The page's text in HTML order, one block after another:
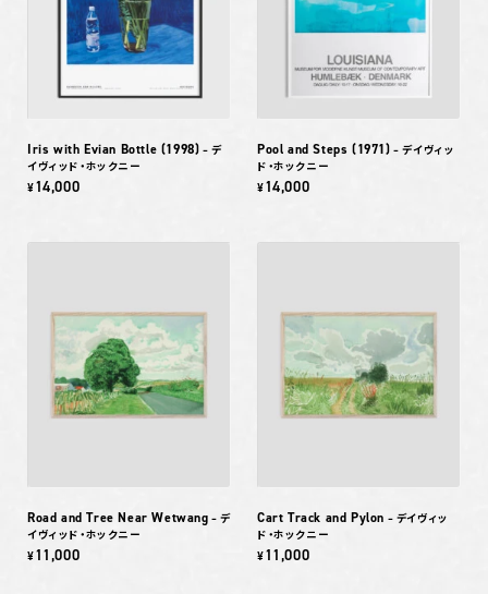
Iris with Evian Bottle (1998) – デ
イヴィッド・ホックニー
¥14,000
Pool and Steps (1971) – デイヴィッ
ド・ホックニー
¥14,000
Road and Tree Near Wetwang – デ
イヴィッド・ホックニー
¥11,000
Cart Track and Pylon – デイヴィッ
ド・ホックニー
¥11,000